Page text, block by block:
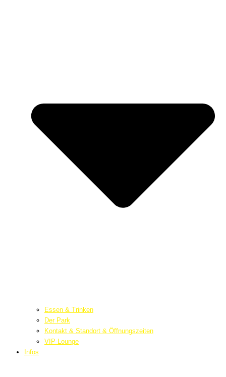
Essen & Trinken
Der Park
Kontakt & Standort & Öffnungszeiten
VIP Lounge
Infos